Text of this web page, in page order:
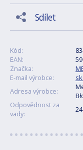
Sdílet
Kód:
EAN:
Značka:
E-mail výrobce:
Adresa výrobce:
Odpovědnost za
vady: